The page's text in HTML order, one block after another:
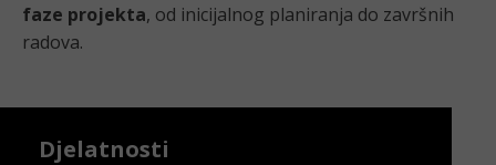
faze projekta, od inicijalnog planiranja do završnih
radova.
Djelatnosti